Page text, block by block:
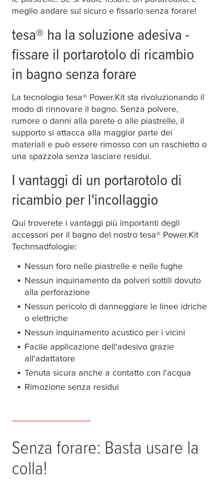
meglio andare sul sicuro e fissarlo senza forare!
tesa® ha la soluzione adesiva -
fissare il portarotolo di ricambio
in bagno senza forare
La tecnologia tesa® Power.Kit sta rivoluzionando il
modo di rinnovare il bagno. Senza polvere,
rumore o danni alla parete o alle piastrelle, il
supporto si attacca alla maggior parte dei
materiali e può essere rimosso con un raschietto o
una spazzola senza lasciare residui.
I vantaggi di un portarotolo di
ricambio per l'incollaggio
Qui troverete i vantaggi più importanti degli
accessori per il bagno del nostro tesa® Power.Kit
Technsadfologie:
Nessun foro nelle piastrelle e nelle fughe
Nessun inquinamento da polveri sottili dovuto
alla perforazione
Nessun pericolo di danneggiare le linee idriche
o elettriche
Nessun inquinamento acustico per i vicini
Facile applicazione dell'adesivo grazie
all'adattatore
Tenuta sicura anche a contatto con l'acqua
Rimozione senza residui
Senza forare: Basta usare la
colla!